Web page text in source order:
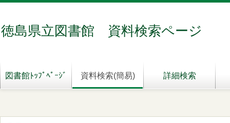
徳島県立図書館 資料検索ページ
図書館ﾄｯﾌﾟﾍﾟｰｼﾞ 資料検索(簡易) 詳細検索